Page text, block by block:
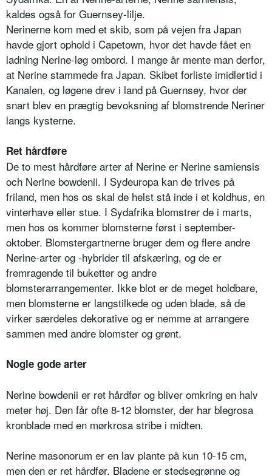
kaldes også for Guernsey-lilje.
Nerinerne kom med et skib, som på vejen fra Japan
havde gjort ophold i Capetown, hvor det havde fået en
ladning Nerine-løg ombord. I mange år mente man derfor,
at Nerine stammede fra Japan. Skibet forliste imidlertid i
Kanalen, og løgene drev i land på Guernsey, hvor der
snart blev en prægtig bevoksning af blomstrende Neriner
langs kysterne.
Ret hårdføre
De to mest hårdføre arter af Nerine er Nerine samiensis
och Nerine bowdenii. I Sydeuropa kan de trives på
friland, men hos os skal de helst stå inde i et koldhus, en
vinterhave eller stue. I Sydafrika blomstrer de i marts,
men hos os kommer blomsterne først i september-
oktober. Blomstergartnerne bruger dem og flere andre
Nerine-arter og -hybrider til afskæring, og de er
fremragende til buketter og andre
blomsterarrangementer. Ikke blot er de meget holdbare,
men blomsterne er langstilkede og uden blade, så de
virker særdeles dekorative og er nemme at arrangere
sammen med andre blomster og grønt.
Nogle gode arter
Nerine bowdenii er ret hårdfør og bliver omkring en halv
meter høj. Den får ofte 8-12 blomster, der har blegrosa
kronblade med en mørkrosa stribe i midten.
Nerine masonorum er en lav plante på kun 10-15 cm,
men den er ret hårdfør. Bladene er stedsegrønne og